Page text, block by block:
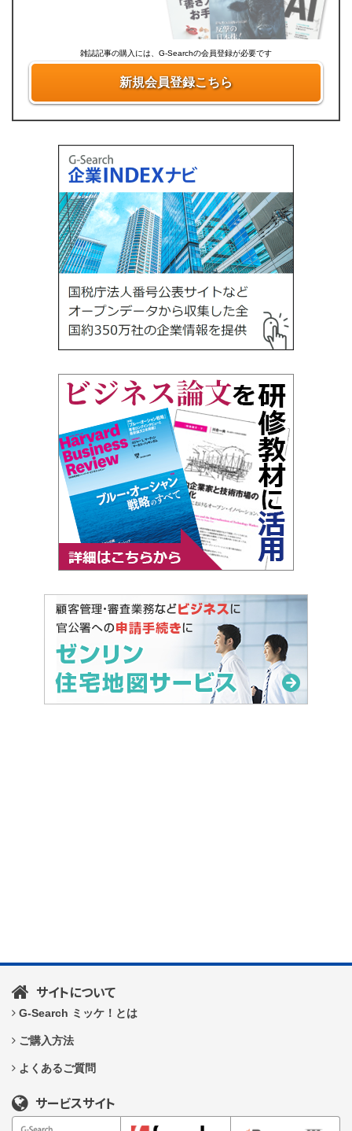
雑誌記事の購入には、G-Searchの会員登録が必要です
新規会員登録こちら
サイトについて
G-Search ミッケ！とは
ご購入方法
よくあるご質問
サービスサイト